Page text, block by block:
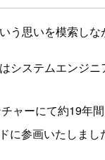
思いを模索しな
システムエンジ
ャーにて約19年
に参画いたしま